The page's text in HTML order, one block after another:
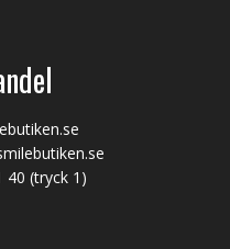
40 (tryck 1)